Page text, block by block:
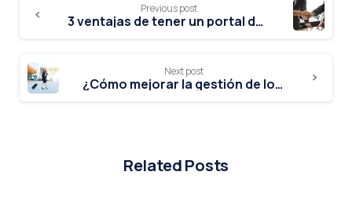
Previous post
3 ventajas de tener un portal de proveedores para tu empresa
Next post
¿Cómo mejorar la gestión de los viáticos empresariales?
Related Posts